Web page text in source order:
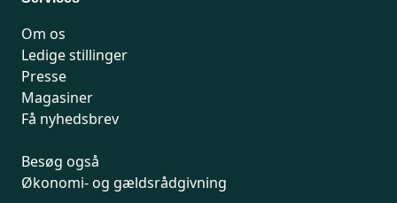
Om os
Ledige stillinger
Presse
Magasiner
Få nyhedsbrev
Besøg også
Økonomi- og gældsrådgivning